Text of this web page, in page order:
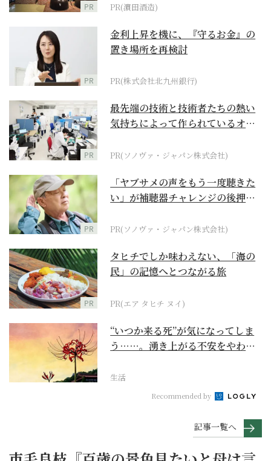
PR PR(濵田酒造)
PR
金利上昇を機に、『守るお金』の
置き場所を再検討
PR(株式会社北九州銀行)
PR
最先端の技術と技術者たちの熱い
気持ちによって作られているオー
PR(ソノヴァ・ジャパン株式会社)
PR
「ヤブサメの声をもう一度聴きた
い」が補聴器チャレンジの後押し
PR(ソノヴァ・ジャパン株式会社)
PR
タヒチでしか味わえない、「海の
民」の記憶へとつながる旅
PR(エア タヒチ ヌイ)
“いつか来る死”が気になってしま
う……。湧き上がる不安をやわら
生活
Recommended by
記事一覧へ